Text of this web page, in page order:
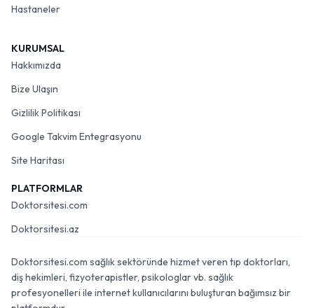
Hastaneler
KURUMSAL
Hakkımızda
Bize Ulaşın
Gizlilik Politikası
Google Takvim Entegrasyonu
Site Haritası
PLATFORMLAR
Doktorsitesi.com
Doktorsitesi.az
Doktorsitesi.com sağlık sektöründe hizmet veren tıp doktorları,
diş hekimleri, fizyoterapistler, psikologlar vb. sağlık
profesyonelleri ile internet kullanıcılarını buluşturan bağımsız bir